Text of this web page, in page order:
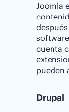
Joomla
cuenta
pueden
Drupal